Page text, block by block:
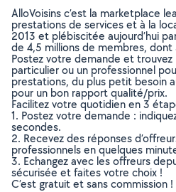
AlloVoisins c’est la marketplace
prestations de services et à la
2013 et plébiscitée aujourd’hui
de 4,5 millions de membres,
Postez votre demande et
particulier ou un professionnel
prestations, du plus petit besoin
pour un bon rapport qualité/prix.
Facilitez votre quotidien en 3
1. Postez votre demande :
secondes.
2. Recevez des réponses
professionnels en quelques
3. Echangez avec les offreurs
sécurisée et faites votre choix !
C’est gratuit et sans commission !